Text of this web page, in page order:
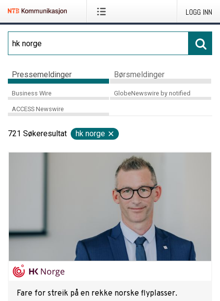
LOGG INN
Pressemeldinger Børsmeldinger
Business Wire GlobeNewswire by notified
ACCESS Newswire
721 Søkeresultat hk norge
Fare for streik på en rekke norske flyplasser.